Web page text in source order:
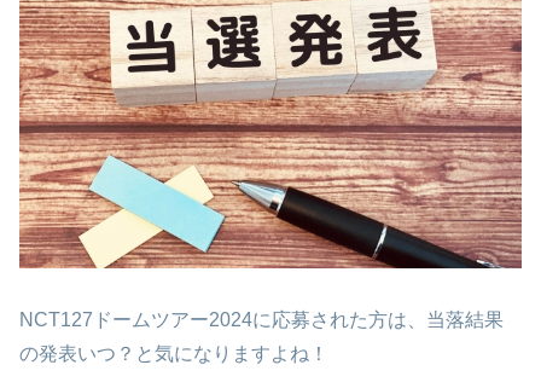
NCT127ドームツアー2024に応募された方は、当落結果
の発表いつ？と気になりますよね！